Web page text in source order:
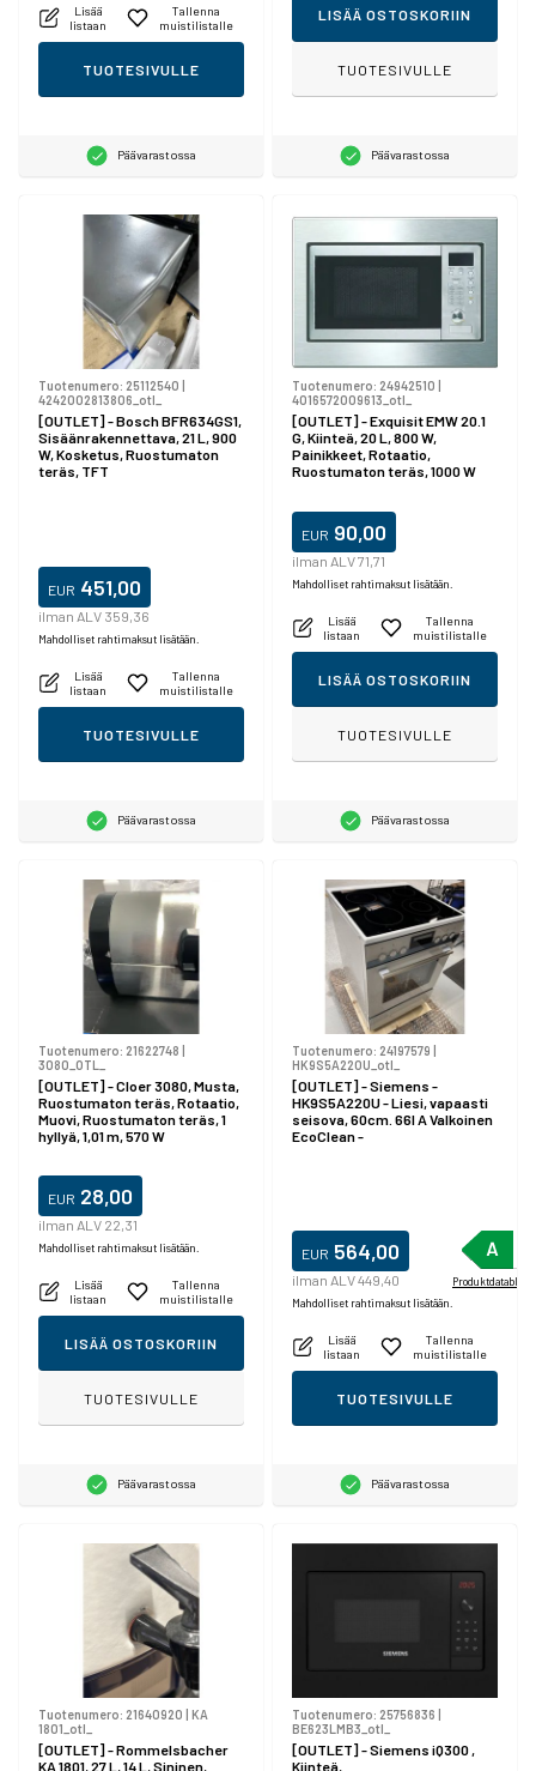
Lisää
listaan
Tallenna
muistilistalle
TUOTESIVULLE
Päävarastossa
LISÄÄ OSTOSKORIIN
TUOTESIVULLE
Päävarastossa
Tuotenumero: 25112540 |
4242002813806_otl_
[OUTLET] - Bosch BFR634GS1,
Sisäänrakennettava, 21 L, 900
W, Kosketus, Ruostumaton
teräs, TFT
EUR 451,00
ilman ALV 359,36
Mahdolliset rahtimaksut lisätään.
Lisää
listaan
Tallenna
muistilistalle
TUOTESIVULLE
Päävarastossa
Tuotenumero: 24942510 |
4016572009613_otl_
[OUTLET] - Exquisit EMW 20.1
G, Kiinteä, 20 L, 800 W,
Painikkeet, Rotaatio,
Ruostumaton teräs, 1000 W
EUR 90,00
ilman ALV 71,71
Mahdolliset rahtimaksut lisätään.
Lisää
listaan
Tallenna
muistilistalle
LISÄÄ OSTOSKORIIN
TUOTESIVULLE
Päävarastossa
Tuotenumero: 21622748 |
3080_OTL_
[OUTLET] - Cloer 3080, Musta,
Ruostumaton teräs, Rotaatio,
Muovi, Ruostumaton teräs, 1
hyllyä, 1,01 m, 570 W
EUR 28,00
ilman ALV 22,31
Mahdolliset rahtimaksut lisätään.
Lisää
listaan
Tallenna
muistilistalle
LISÄÄ OSTOSKORIIN
TUOTESIVULLE
Päävarastossa
Tuotenumero: 24197579 |
HK9S5A220U_otl_
[OUTLET] - Siemens -
HK9S5A220U - Liesi, vapaasti
seisova, 60cm. 66l A Valkoinen
EcoClean -
EUR 564,00
ilman ALV 449,40
Mahdolliset rahtimaksut lisätään.
Produktdatablad
Lisää
listaan
Tallenna
muistilistalle
TUOTESIVULLE
Päävarastossa
Tuotenumero: 21640920
KA
1801_otl_
[OUTLET] - Rommelsbacher
KA 1801, 27 L, 14 L, Sininen,
Tuotenumero: 25756836
BE623LMB3_otl_
[OUTLET] - Siemens iQ300 ,
Kiinteä,